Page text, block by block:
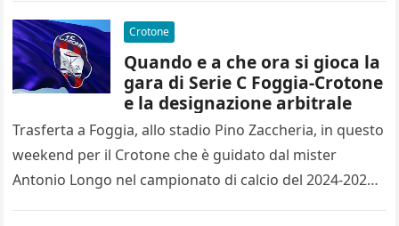
Crotone
Quando e a che ora si gioca la
gara di Serie C Foggia-Crotone
e la designazione arbitrale
Trasferta a Foggia, allo stadio Pino Zaccheria, in questo
weekend per il Crotone che è guidato dal mister
Antonio Longo nel campionato di calcio del 2024-2025